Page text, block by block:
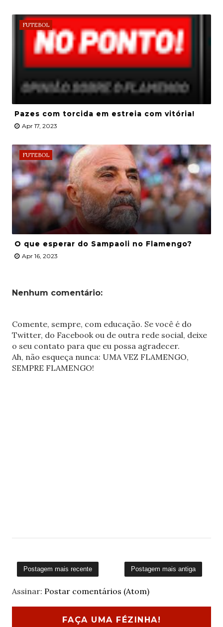
FUTEBOL
Pazes com torcida em estreia com vitória!
Apr 17, 2023
FUTEBOL
O que esperar do Sampaoli no Flamengo?
Apr 16, 2023
Nenhum comentário:
Comente, sempre, com educação. Se você é do
Twitter, do Facebook ou de outra rede social, deixe
o seu contato para que eu possa agradecer.
Ah, não esqueça nunca: UMA VEZ FLAMENGO,
SEMPRE FLAMENGO!
Postagem mais recente Postagem mais antiga
Assinar: Postar comentários (Atom)
FAÇA UMA FÉZINHA!